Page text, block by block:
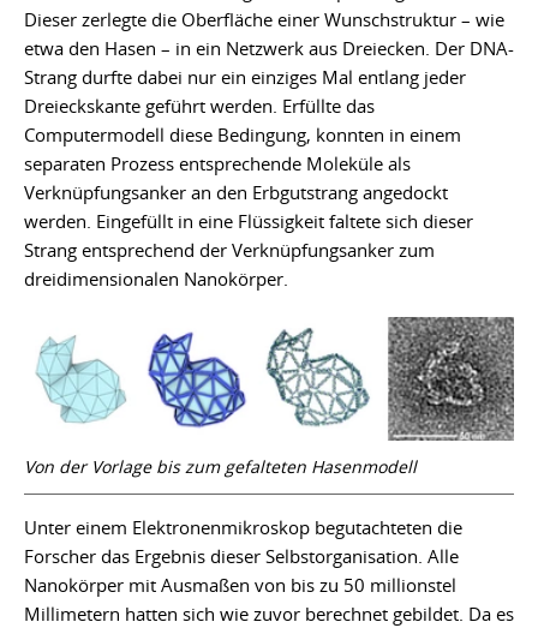
Dieser zerlegte die Oberfläche einer Wunschstruktur – wie
etwa den Hasen – in ein Netzwerk aus Dreiecken. Der DNA-
Strang durfte dabei nur ein einziges Mal entlang jeder
Dreieckskante geführt werden. Erfüllte das
Computermodell diese Bedingung, konnten in einem
separaten Prozess entsprechende Moleküle als
Verknüpfungsanker an den Erbgutstrang angedockt
werden. Eingefüllt in eine Flüssigkeit faltete sich dieser
Strang entsprechend der Verknüpfungsanker zum
dreidimensionalen Nanokörper.
Von der Vorlage bis zum gefalteten Hasenmodell
Unter einem Elektronenmikroskop begutachteten die
Forscher das Ergebnis dieser Selbstorganisation. Alle
Nanokörper mit Ausmaßen von bis zu 50 millionstel
Millimetern hatten sich wie zuvor berechnet gebildet. Da es